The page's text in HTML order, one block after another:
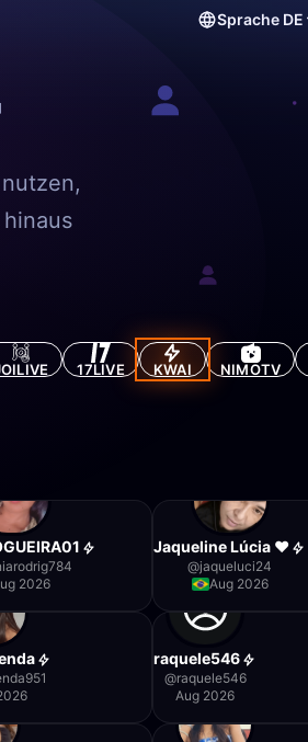
Sprache DE
17LIVE KWAI NIMOTV
2026
Jaqueline Lúcia ❤️
@jaqueluci24
Aug 2026
raquele546
@raquele546
Aug 2026